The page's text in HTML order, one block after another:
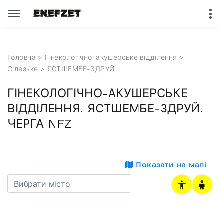
Головна > Гінекологічно-акушерське відділення >
Сілезьке > ЯСТШЕМБЕ-ЗДРУЙ
ГІНЕКОЛОГІЧНО-АКУШЕРСЬКЕ
ВІДДІЛЕННЯ. ЯСТШЕМБЕ-ЗДРУЙ.
ЧЕРГА NFZ
Показати на мапі